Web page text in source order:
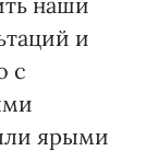
и
с
ярыми